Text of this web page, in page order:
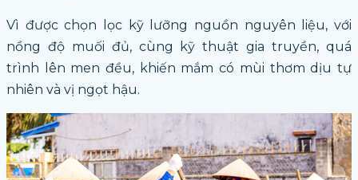
Vì được chọn lọc kỹ lưỡng nguồn nguyên liệu, với
nồng độ muối đủ, cùng kỹ thuật gia truyền, quá
trình lên men đều, khiến mắm có mùi thơm dịu tự
nhiên và vị ngọt hậu.